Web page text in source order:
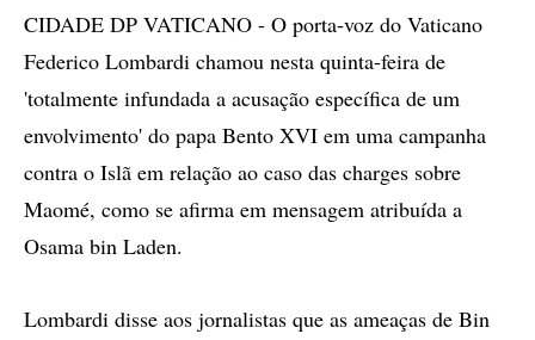
CIDADE DP VATICANO - O porta-voz do Vaticano
Federico Lombardi chamou nesta quinta-feira de
'totalmente infundada a acusação específica de um
envolvimento' do papa Bento XVI em uma campanha
contra o Islã em relação ao caso das charges sobre
Maomé, como se afirma em mensagem atribuída a
Osama bin Laden.
Lombardi disse aos jornalistas que as ameaças de Bin